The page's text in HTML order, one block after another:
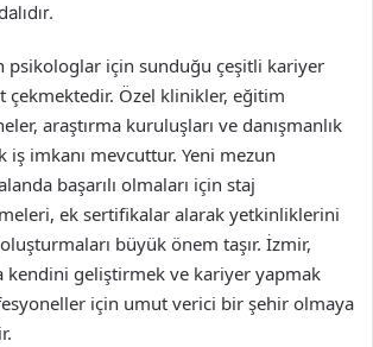
psikologlar için sunduğu çeşitli kariyer
çekmektedir. Özel klinikler, eğitim
araştırma kuruluşları ve danışmanlık
iş imkanı mevcuttur. Yeni mezun
başarılı olmaları için staj
ek sertifikalar alarak yetkinliklerini
büyük önem taşır. İzmir,
kendini geliştirmek ve kariyer yapmak
için umut verici bir şehir olmaya